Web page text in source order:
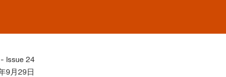
Issue 24
9月29日